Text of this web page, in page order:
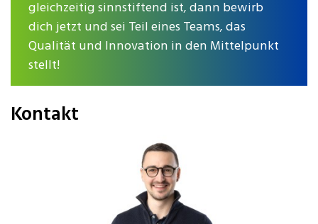
gleichzeitig sinnstiftend ist, dann bewirb
dich jetzt und sei Teil eines Teams, das
Qualität und Innovation in den Mittelpunkt
stellt!
Kontakt